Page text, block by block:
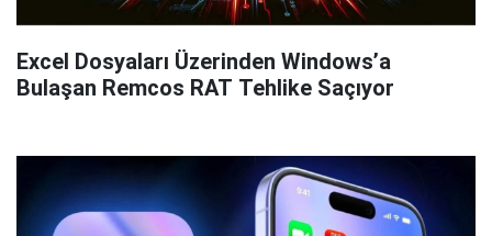
Excel Dosyaları Üzerinden Windows’a
Bulaşan Remcos RAT Tehlike Saçıyor